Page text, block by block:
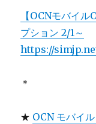
【OCNモバイ
プション 2/1～
https://
＊
★ OCN モバイ